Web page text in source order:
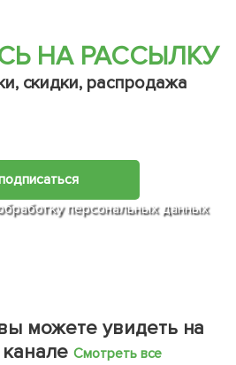
НА РАССЫЛКУ
скидки, распродажа
персональных данных
можете увидеть на
Смотреть все